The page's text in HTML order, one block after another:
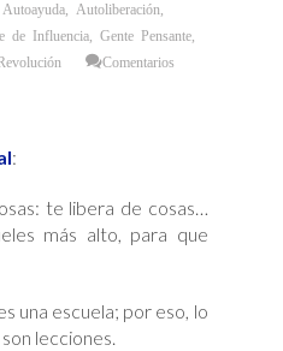
Autoayuda Autoliberación
de Influencia ,Gente Pensante
Comentarios
:
te libera de cosas…
más alto, para que
una escuela; por eso, lo
lecciones.